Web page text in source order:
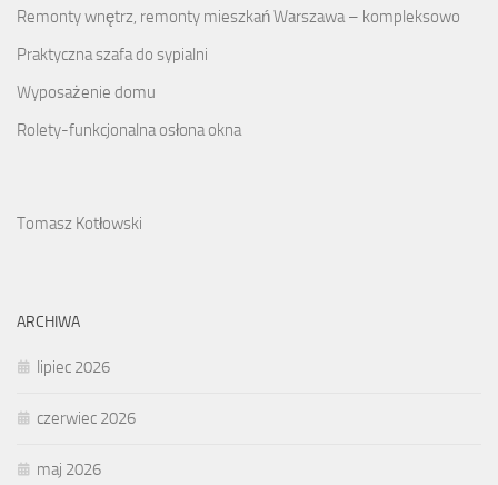
Remonty wnętrz, remonty mieszkań Warszawa – kompleksowo
Praktyczna szafa do sypialni
Wyposażenie domu
Rolety-funkcjonalna osłona okna
Tomasz Kotłowski
ARCHIWA
lipiec 2026
czerwiec 2026
maj 2026